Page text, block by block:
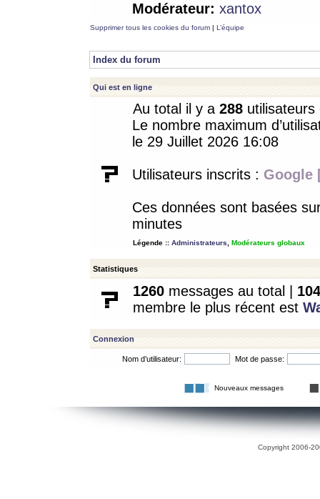
Modérateur: xantox
Supprimer tous les cookies du forum | L’équipe
Index du forum
Qui est en ligne
Au total il y a 288
Le nombre maximum
le 29 Juillet 2026 16:08
Utilisateurs inscrits : Google
Ces données sont basées
minutes
Légende :: Administrateurs Modérateurs globaux
Statistiques
1260 messages au total | 104
membre le plus récent est
Connexion
Nom d’utilisateur: Mot de passe:
Nouveaux messages
Copyright 2006-